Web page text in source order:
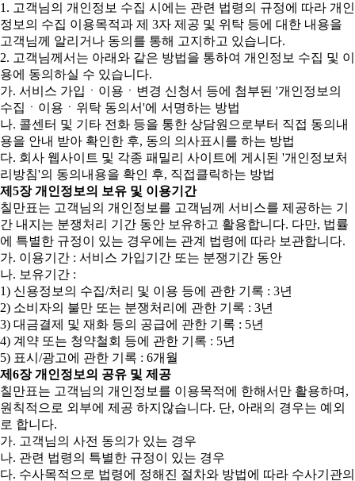
1. 고객님의 개인정보 수집 시에는 관련 법령의 규정에 따라 개인
정보의 수집 이용목적과 제 3자 제공 및 위탁 등에 대한 내용을
고객님께 알리거나 동의를 통해 고지하고 있습니다.
2. 고객님께서는 아래와 같은 방법을 통하여 개인정보 수집 및 이
용에 동의하실 수 있습니다.
가. 서비스 가입ㆍ이용ㆍ변경 신청서 등에 첨부된 '개인정보의
수집ㆍ이용ㆍ위탁 동의서'에 서명하는 방법
나. 콜센터 및 기타 전화 등을 통한 상담원으로부터 직접 동의내
용을 안내 받아 확인한 후, 동의 의사표시를 하는 방법
다. 회사 웹사이트 및 각종 패밀리 사이트에 게시된 '개인정보처
리방침'의 동의내용을 확인 후, 직접클릭하는 방법
제5장 개인정보의 보유 및 이용기간
칠만표는 고객님의 개인정보를 고객님께 서비스를 제공하는 기
간 내지는 분쟁처리 기간 동안 보유하고 활용합니다. 다만, 법률
에 특별한 규정이 있는 경우에는 관계 법령에 따라 보관합니다.
가. 이용기간 : 서비스 가입기간 또는 분쟁기간 동안
나. 보유기간 :
1) 신용정보의 수집/처리 및 이용 등에 관한 기록 : 3년
2) 소비자의 불만 또는 분쟁처리에 관한 기록 : 3년
3) 대금결제 및 재화 등의 공급에 관한 기록 : 5년
4) 계약 또는 청약철회 등에 관한 기록 : 5년
5) 표시/광고에 관한 기록 : 6개월
제6장 개인정보의 공유 및 제공
칠만표는 고객님의 개인정보를 이용목적에 한해서만 활용하며,
원칙적으로 외부에 제공 하지않습니다. 단, 아래의 경우는 예외
로 합니다.
가. 고객님의 사전 동의가 있는 경우
나. 관련 법령의 특별한 규정이 있는 경우
다. 수사목적으로 법령에 정해진 절차와 방법에 따라 수사기관의